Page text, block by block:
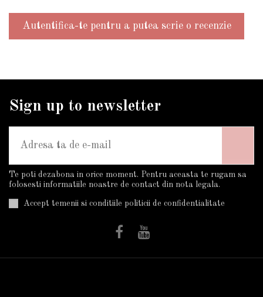
Autentifica-te pentru a putea scrie o recenzie
Sign up to newsletter
Te poti dezabona in orice moment. Pentru aceasta te rugam sa
folosesti informatiile noastre de contact din nota legala.
Accept temenii si conditiile politicii de confidentialitate